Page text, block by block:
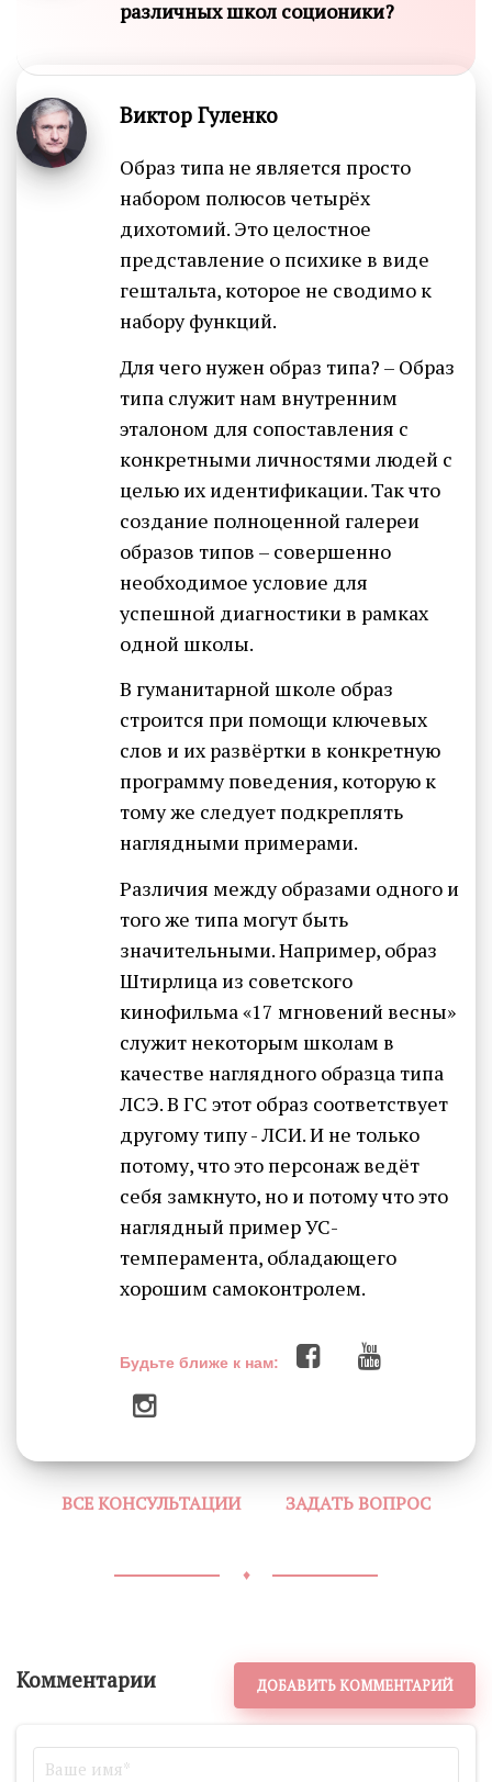
различных школ соционики?
Виктор Гуленко
Образ типа не является просто
набором полюсов четырёх
дихотомий. Это целостное
представление о психике в виде
гештальта, которое не сводимо к
набору функций.
Для чего нужен образ типа? – Образ
типа служит нам внутренним
эталоном для сопоставления с
конкретными личностями людей с
целью их идентификации. Так что
создание полноценной галереи
образов типов – совершенно
необходимое условие для
успешной диагностики в рамках
одной школы.
В гуманитарной школе образ
строится при помощи ключевых
слов и их развёртки в конкретную
программу поведения, которую к
тому же следует подкреплять
наглядными примерами.
Различия между образами одного и
того же типа могут быть
значительными. Например, образ
Штирлица из советского
кинофильма «17 мгновений весны»
служит некоторым школам в
качестве наглядного образца типа
ЛСЭ. В ГС этот образ соответствует
другому типу - ЛСИ. И не только
потому, что это персонаж ведёт
себя замкнуто, но и потому что это
наглядный пример УС-
темперамента, обладающего
хорошим самоконтролем.
Будьте ближе к нам:
ВСЕ КОНСУЛЬТАЦИИ ЗАДАТЬ ВОПРОС
♦
Комментарии ДОБАВИТЬ КОММЕНТАРИЙ